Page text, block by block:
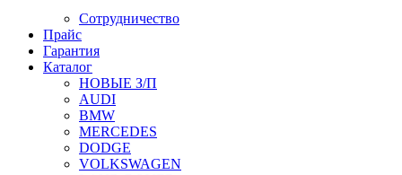
Сотрудничество
Прайс
Гарантия
Каталог
НОВЫЕ З/П
AUDI
BMW
MERCEDES
DODGE
VOLKSWAGEN